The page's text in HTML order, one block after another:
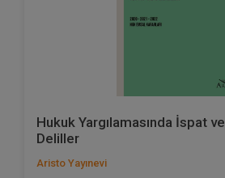
Hukuk Yargılamasında İspat ve
Deliller
Aristo Yayınevi